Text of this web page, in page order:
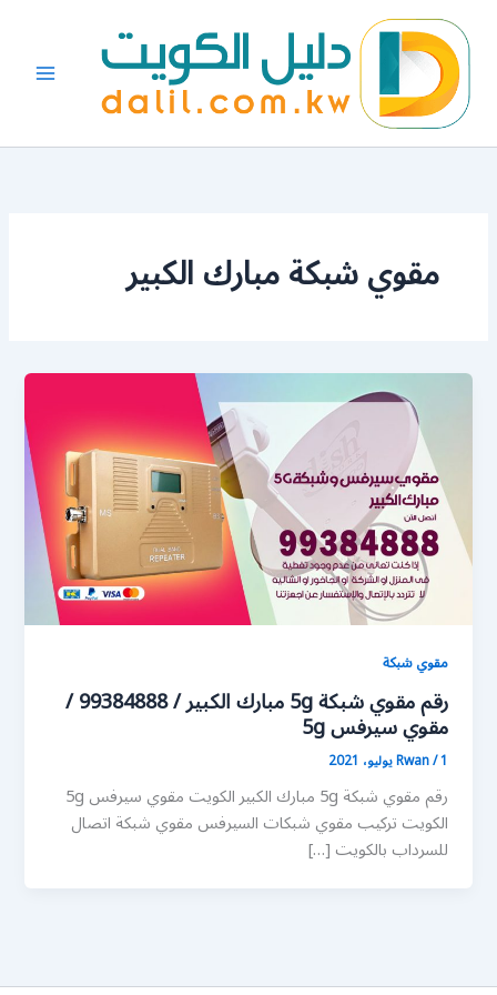
المحتوى
مقوي شبكة مبارك الكبير
مقوي شبكة
رقم مقوي شبكة 5g مبارك الكبير / 99384888 /
مقوي سيرفس 5g
Rwan/1 يوليو، 2021
رقم مقوي شبكة 5g مبارك الكبير الكويت مقوي سيرفس 5g
الكويت تركيب مقوي شبكات السيرفس مقوي شبكة اتصال
للسرداب بالكويت […]